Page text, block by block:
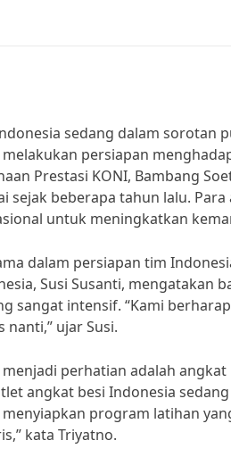
sedang dalam sorotan
persiapan
Prestasi KONI, Bambang
sejak beberapa tahun lalu.
untuk meningkatkan
dalam persiapan tim
Susi Susanti, mengatakan
sangat intensif. “Kami
ujar Susi.
perhatian adalah
angkat besi Indonesia
program latihan
kata Triyatno.